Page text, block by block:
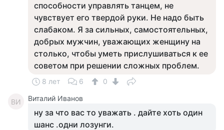
способности управлять танцем, не
чувствует его твердой руки. Не надо быть
слабаком. Я за сильных, самостоятельных,
добрых мужчин, уважающих женщину на
столько, чтобы уметь прислушиваться к ее
советом при решении сложных проблем.
8 лет 6 0
ВИ Виталий Иванов
ну за что вас то уважать . дайте хоть один
шанс .одни лозунги.